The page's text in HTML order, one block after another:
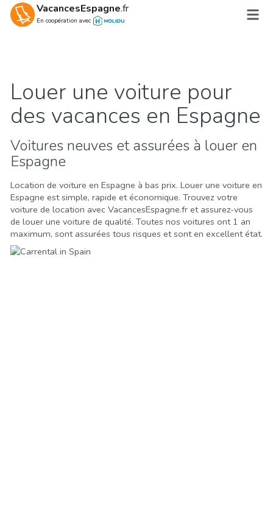
VacancesEspagne.fr
En coopération avec
Louer une voiture pour
des vacances en Espagne
Voitures neuves et assurées à louer en
Espagne
Location de voiture en Espagne à bas prix. Louer une voiture en
Espagne est simple, rapide et économique. Trouvez votre
voiture de location avec VacancesEspagne.fr et assurez-vous
de louer une voiture de qualité. Toutes nos voitures ont 1 an
maximum, sont assurées tous risques et sont en excellent état.